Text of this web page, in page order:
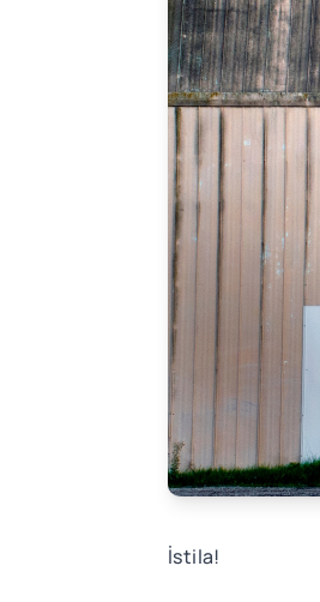
İstila!